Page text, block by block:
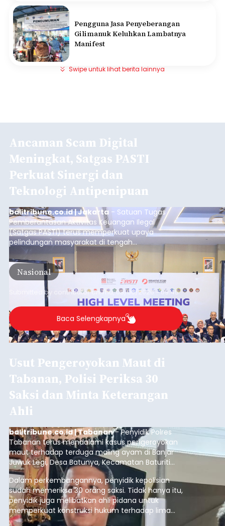
Pengguna Jasa Penyeberangan
Gilimanuk Keluhkan Lambatnya
Manifest
Swipe untuk lihat berita lainnya
Ancaman Scam Digital
Meningkat, Satgas PASTI
Perkuat Sinergi dan
Teknologi Antipenipuan
balitribune.co.id | Jakarta - Satuan Tugas
Pemberantasan Aktivitas Keuangan Ilegal
(Satgas PASTI) terus memperkuat upaya
pelindungan masyarakat di tengah
meningkatnya ancaman penipuan digital yang
semakin kompleks.
Nasional
Submitted by contributoronThu, 08/06/2026 - 09:45
Baca Selengkapnya
Usut Pengeroyokan Maut di
Tabanan, Polisi Periksa 30
Saksi dan Minta Keterangan
Ahli
balitribune.co.id | Tabanan- Penyidik Polres
Tabanan terus mendalami kasus pengeroyokan
maut terhadap terduga maling ayam di Banjar
Juwuk Legi, Desa Batunya, Kecamatan Baturiti
yang terjadi beberapa waktu lalu.
Dalam perkembangannya, penyidik kepolisian
sudah memeriksa 30 orang saksi. Tidak hanya itu,
penyidik juga melibatkan ahli pidana untuk
memperkuat konstruksi hukum terhadap lima
orang tersangka yang saat ini ditahan.